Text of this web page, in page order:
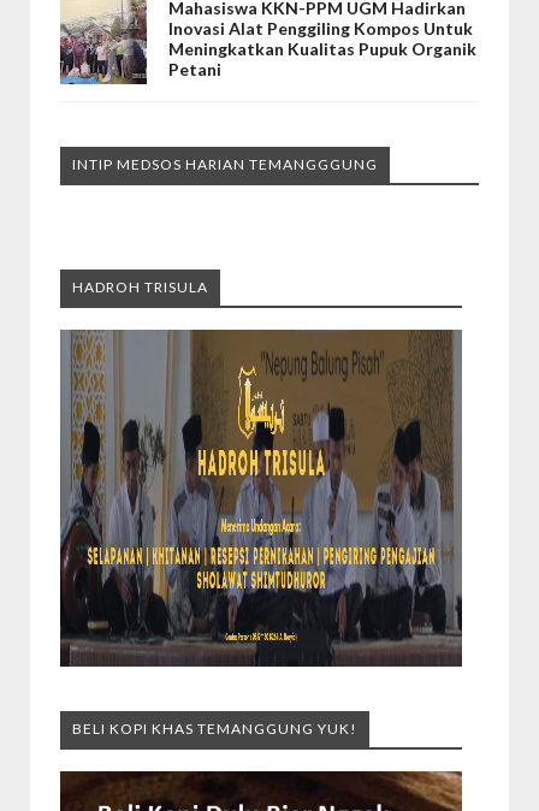
Mahasiswa KKN-PPM UGM Hadirkan
Inovasi Alat Penggiling Kompos Untuk
Meningkatkan Kualitas Pupuk Organik
Petani
INTIP MEDSOS HARIAN TEMANGGGUNG
HADROH TRISULA
BELI KOPI KHAS TEMANGGUNG YUK!